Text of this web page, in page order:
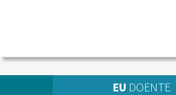
EU DOENTE